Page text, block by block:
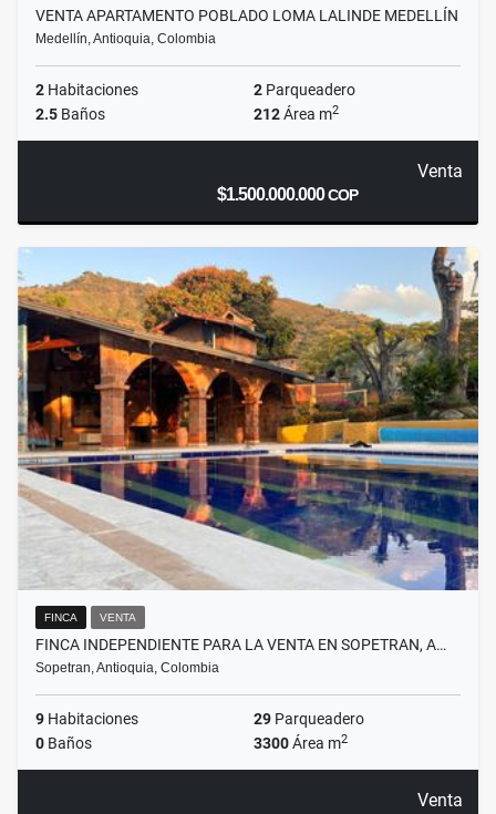
VENTA APARTAMENTO POBLADO LOMA LALINDE MEDELLÍN
Medellín, Antioquia, Colombia
2 Habitaciones 2 Parqueadero
2.5 Baños 212Área m2
Venta
$1.500.000.000COP
FINCA VENTA
FINCA INDEPENDIENTE PARA LA VENTA EN SOPETRAN, A…
Sopetran, Antioquia, Colombia
9 Habitaciones 29 Parqueadero
0 Baños 3300Área m2
Venta